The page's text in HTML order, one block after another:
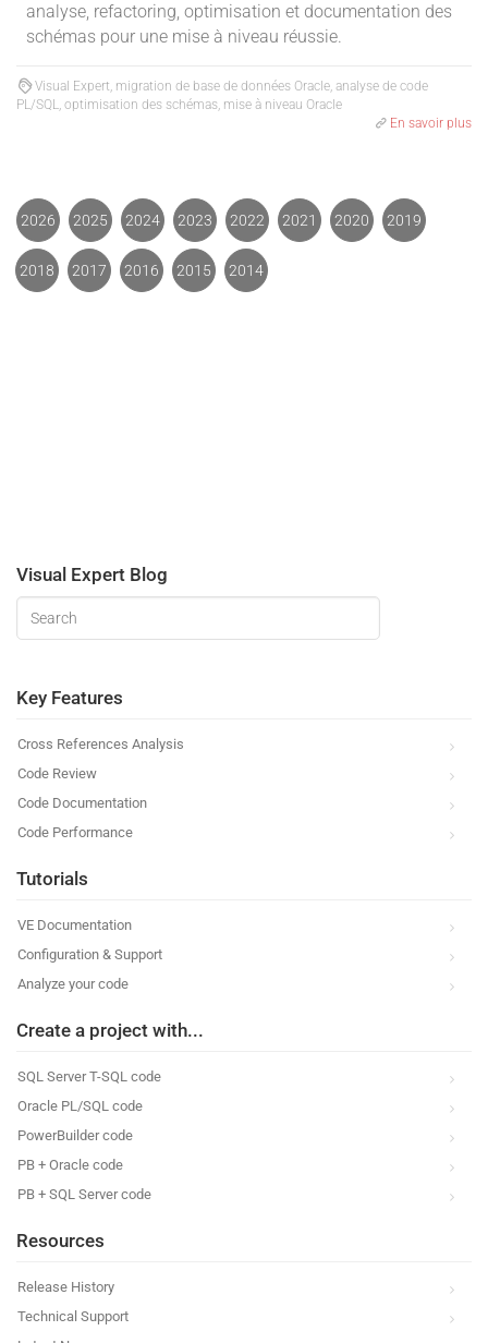
analyse, refactoring, optimisation et documentation des
schémas pour une mise à niveau réussie.
Visual Expert, migration de base de données Oracle, analyse de code
PL/SQL, optimisation des schémas, mise à niveau Oracle
En savoir plus
2026 2025 2024 2023 2022 2021 2020 2019
2018 2017 2016 2015 2014
Visual Expert Blog
Key Features
Cross References Analysis
Code Review
Code Documentation
Code Performance
Tutorials
VE Documentation
Configuration & Support
Analyze your code
Create a project with...
SQL Server T-SQL code
Oracle PL/SQL code
PowerBuilder code
PB + Oracle code
PB + SQL Server code
Resources
Release History
Technical Support